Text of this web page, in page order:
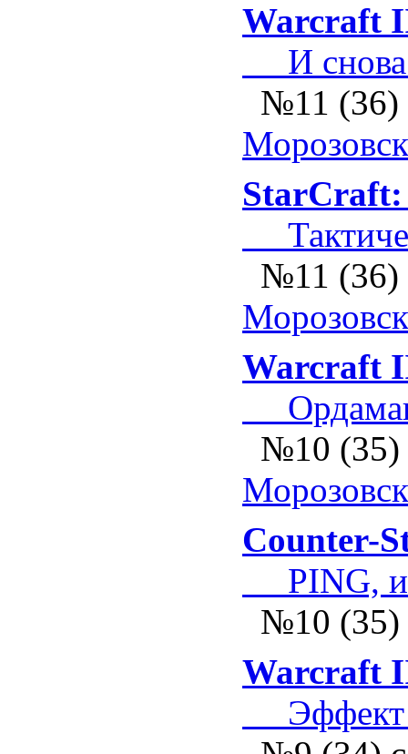
Warcraft
И снова
№11 (36)
№11 (36)
Warcraft
№10 (35)
Counter-
PING, и
№10 (35)
Warcraft
Эффект